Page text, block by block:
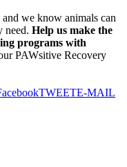
we know animals can
need. Help us make the
programs with
PAWsitive Recovery
TWEETE-MAIL